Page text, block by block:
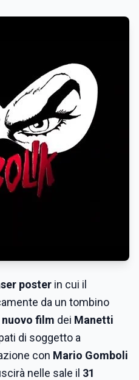
poster in cui il
da un tombino
nuovo film dei Manetti
di soggetto a
con Mario Gomboli
nelle sale il 31